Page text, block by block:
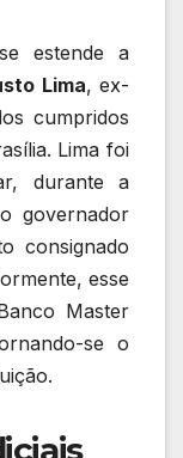
estende a
Lima, ex-
cumpridos
Lima foi
durante a
governador
consignado
esse
Master
se o